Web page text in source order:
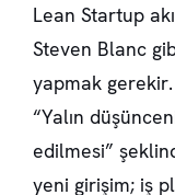
Lean Startup
Steven Blanc
yapmak gerekir.
“Yalın
edilmesi”
yeni girişim; iş